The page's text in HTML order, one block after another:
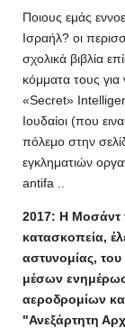
Ποιους εμάς
Ισραήλ? οι
σχολικά βιβλία
κόμματα τους
«Secret»
Ιουδαίοι (που
πόλεμο στην
εγκληματιών
antifa ..
2017: Η Μοσάντ
κατασκοπεία,
αστυνομίας,
μέσων
αεροδρομίων
"Ανεξάρτητη